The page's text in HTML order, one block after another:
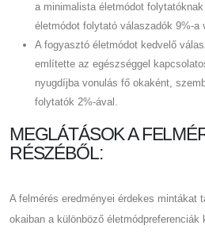
a minimalista életmódot
életmódot folytató válaszadók 9%-a
A fogyasztó életmódot kedvelő
említette az egészséggel
nyugdíjba vonulás fő okaként,
folytatók 2%-ával.
MEGLÁTÁSOK A
RÉSZÉBŐL:
A felmérés eredményei érdekes mintákat
okaiban a különböző